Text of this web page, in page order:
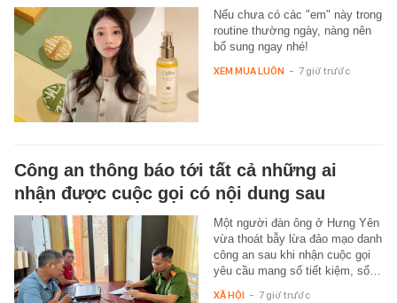
Nếu chưa có các "em" này trong
routine thường ngày, nàng nên
bổ sung ngay nhé!
XEM MUA LUÔN - 7 giờ trước
Công an thông báo tới tất cả những ai
nhận được cuộc gọi có nội dung sau
Một người đàn ông ở Hưng Yên
vừa thoát bẫy lừa đảo mạo danh
công an sau khi nhận cuộc gọi
yêu cầu mang sổ tiết kiệm, sổ…
XÃ HỘI - 7 giờ trước